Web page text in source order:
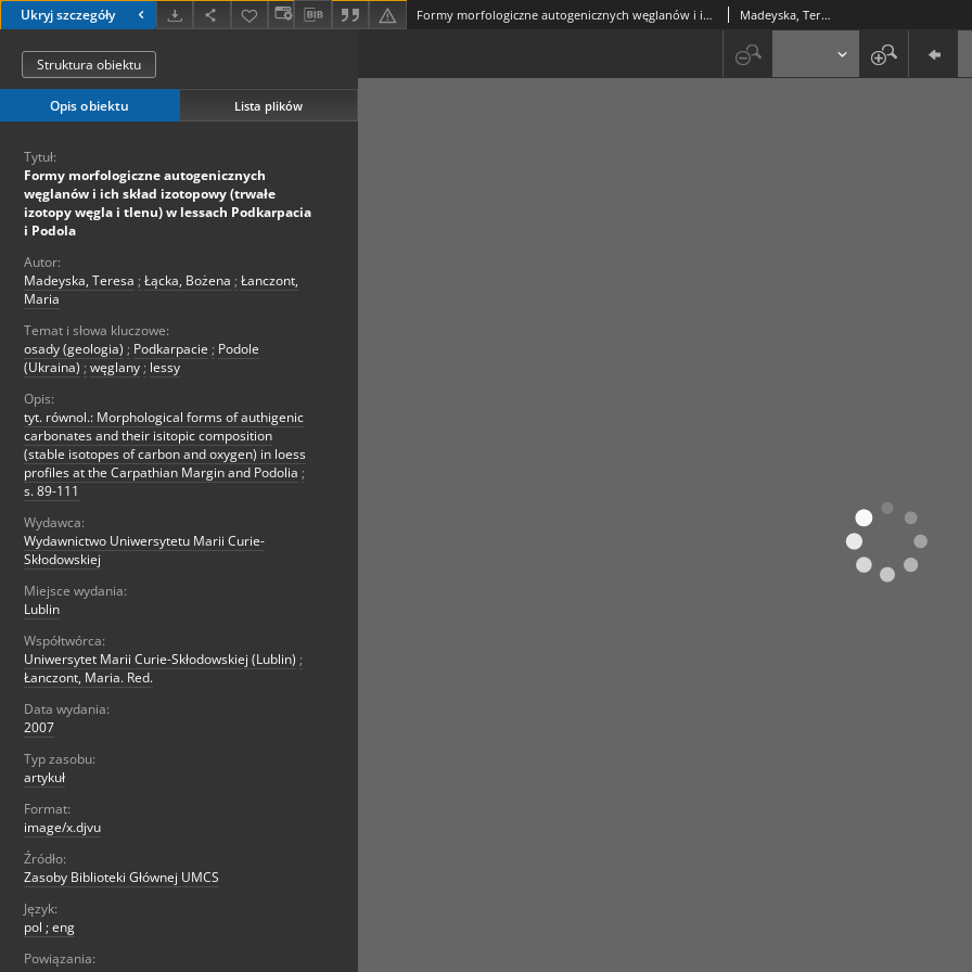
Ukryj szczegóły Formy morfologiczne autogenicznych węglanów i ich skład izotopowy (trwałe izotopy węgla i tlenu) w lessach Podkarpacia i Podola Madeyska, Teresa; Łącka, Bożena; Łanczont, Maria
Struktura obiektu
Opis obiektu Lista plików
Tytuł:
Formy morfologiczne autogenicznych
węglanów i ich skład izotopowy (trwałe
izotopy węgla i tlenu) w lessach Podkarpacia
i Podola
Autor:
Madeyska, Teresa ; Łącka, Bożena ; Łanczont,
Maria
Temat i słowa kluczowe:
osady (geologia) ; Podkarpacie ; Podole
(Ukraina) ; węglany ; lessy
Opis:
tyt. równol.: Morphological forms of authigenic
carbonates and their isitopic composition
(stable isotopes of carbon and oxygen) in loess
profiles at the Carpathian Margin and Podolia ;
s. 89-111
Wydawca:
Wydawnictwo Uniwersytetu Marii Curie-
Skłodowskiej
Miejsce wydania:
Lublin
Współtwórca:
Uniwersytet Marii Curie-Skłodowskiej (Lublin) ;
Łanczont, Maria. Red.
Data wydania:
2007
Typ zasobu:
artykuł
Format:
image/x.djvu
Źródło:
Zasoby Biblioteki Głównej UMCS
Język:
pol ; eng
Powiązania: